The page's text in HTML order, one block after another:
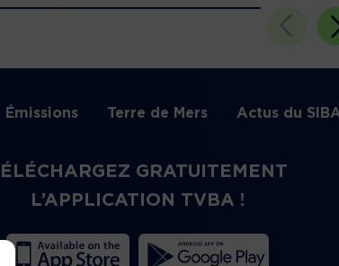
Émissions Terre de Mers Actus du
GRATUITEMENT
L’APPLICATION TVBA !